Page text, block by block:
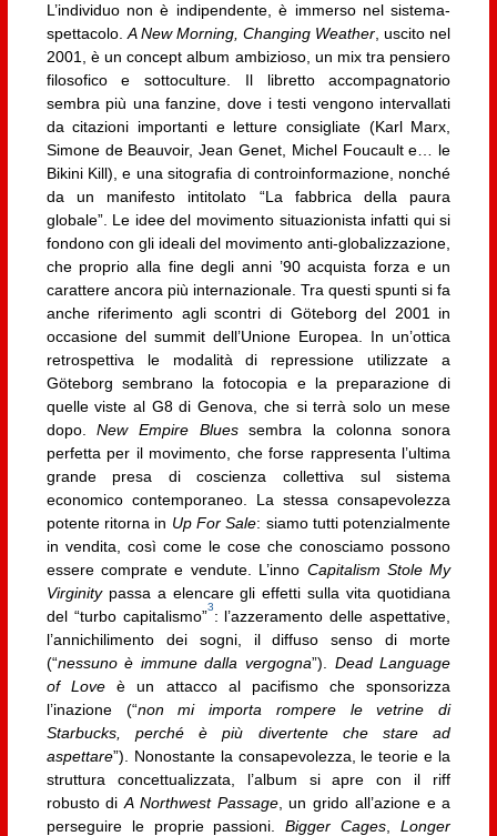
L’individuo non è indipendente, è immerso nel sistema-
spettacolo. A New Morning, Changing Weather , uscito nel
2001, è un concept album ambizioso, un mix tra pensiero
filosofico e sottoculture. Il libretto accompagnatorio
sembra più una fanzine, dove i testi vengono intervallati
da citazioni importanti e letture consigliate (Karl Marx,
Simone de Beauvoir, Jean Genet, Michel Foucault e… le
Bikini Kill), e una sitografia di controinformazione, nonché
da un manifesto intitolato “La fabbrica della paura
globale”. Le idee del movimento situazionista infatti qui si
fondono con gli ideali del movimento anti-globalizzazione,
che proprio alla fine degli anni ’90 acquista forza e un
carattere ancora più internazionale. Tra questi spunti si fa
anche riferimento agli scontri di Göteborg del 2001 in
occasione del summit dell’Unione Europea. In un’ottica
retrospettiva le modalità di repressione utilizzate a
Göteborg sembrano la fotocopia e la preparazione di
quelle viste al G8 di Genova, che si terrà solo un mese
dopo.New Empire Bluessembra la colonna sonora
perfetta per il movimento, che forse rappresenta l’ultima
grande presa di coscienza collettiva sul sistema
economico contemporaneo. La stessa consapevolezza
potente ritorna in Up For Sale: siamo tutti potenzialmente
in vendita, così come le cose che conosciamo possono
essere comprate e vendute. L’inno Capitalism Stole My
Virginitypassa a elencare gli effetti sulla vita quotidiana
del “turbo capitalismo”
3
: l’azzeramento delle aspettative,
l’annichilimento dei sogni, il diffuso senso di morte
(“nessuno è immune dalla vergogna”). Dead Language
of Loveè un attacco al pacifismo che sponsorizza
l’inazione (“non mi importa rompere le vetrine di
Starbucks, perché è più divertente che stare ad
aspettare”). Nonostante la consapevolezza, le teorie e la
struttura concettualizzata, l’album si apre con il riff
robusto diA Northwest Passage, un grido all’azione e a
perseguire le proprie passioni.Bigger Cages ,Longer